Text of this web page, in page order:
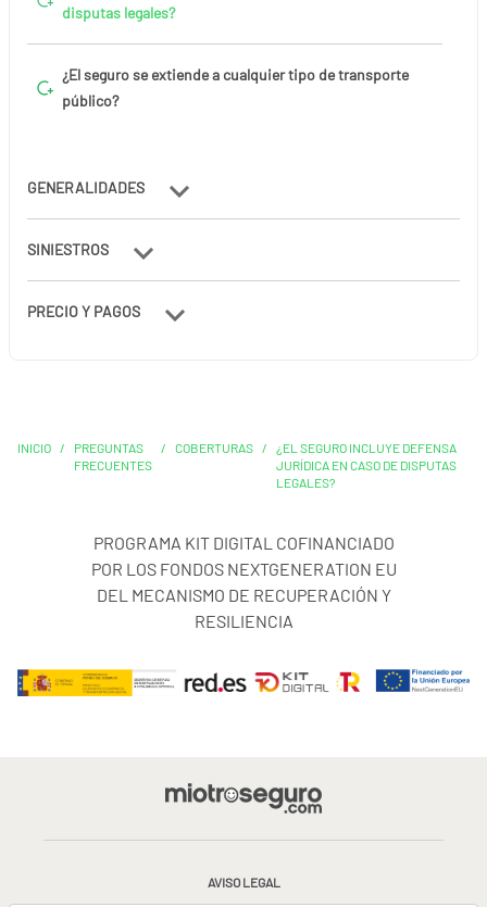
disputas legales?
¿El seguro se extiende a cualquier tipo de transporte
público?
GENERALIDADES
SINIESTROS
PRECIO Y PAGOS
INICIO /
PREGUNTAS
FRECUENTES
/ COBERTURAS /
¿EL SEGURO INCLUYE DEFENSA
JURÍDICA EN CASO DE DISPUTAS
LEGALES?
PROGRAMA KIT DIGITAL COFINANCIADO
POR LOS FONDOS NEXTGENERATION EU
DEL MECANISMO DE RECUPERACIÓN Y
RESILIENCIA
AVISO LEGAL